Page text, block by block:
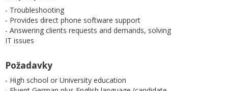
- Troubleshooting
- Provides direct phone software support
- Answering clients requests and demands, solving
IT issues
Požadavky
- High school or University education